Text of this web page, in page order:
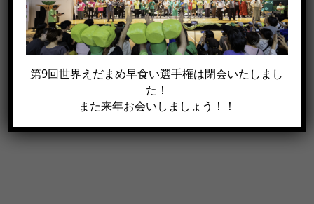
この記事がイイね！と思った方は
シェアして下さい!!
Facebook
X
電
子
ー
第9回世界えだまめ早食い選手権は閉会いたしまし
た！
また来年お会いしましょう！！